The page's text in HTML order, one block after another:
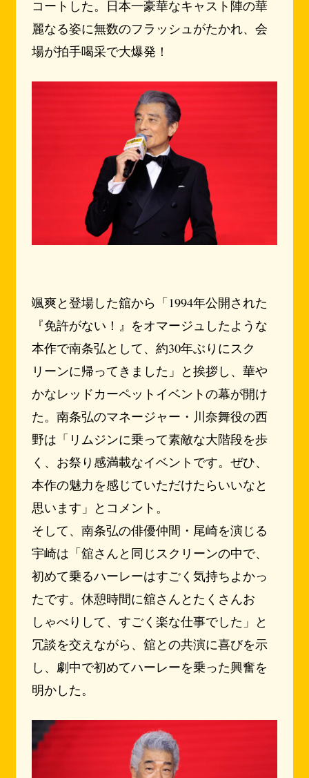
コートした。日本一豪華なキャスト陣の華
麗なる姿に無数のフラッシュがたかれ、会
場が拍手喝采で大爆発！
颯爽と登場した舘から「1994年公開された
『免許がない！』をオマージュしたような
本作で南条弘として、約30年ぶりにスク
リーンに帰ってきました」と挨拶し、華や
かなレッドカーペットイベントの幕が開け
た。南条弘のマネージャー・川奈舞役の西
野は「リムジンに乗って素敵な大階段を歩
く、お祭り感満載なイベントです。ぜひ、
本作の魅力を感じていただけたらいいなと
思います」とコメント。
そして、南条弘の俳優仲間・尾崎を演じる
宇崎は「舘さんと同じスクリーンの中で、
初めて乗るハーレーはすごく気持ちよかっ
たです。休憩時間に舘さんとたくさんお
しゃべりして、すごく楽な仕事でした」と
冗談を交えながら、舘との共演に喜びを示
し、劇中で初めてハーレーを乗った興奮を
明かした。